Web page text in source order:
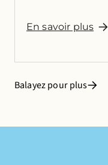
En savoir plus
Balayez pour plus